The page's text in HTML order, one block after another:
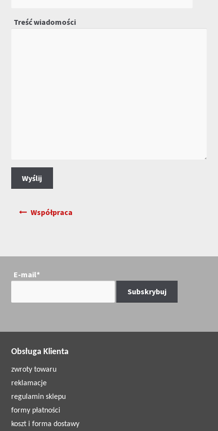
Treść wiadomości
Współpraca
E-mail*
Obsługa Klienta
zwroty towaru
reklamacje
regulamin sklepu
formy płatności
koszt i forma dostawy